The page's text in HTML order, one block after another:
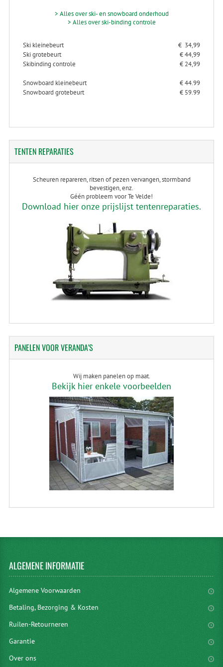
> Alles over ski- en snowboard onderhoud
> Alles over ski-binding controle
Ski kleinebeurt
€ 34,99
Ski grotebeurt
€ 44,99
Skibinding controle
€ 24,99
Snowboard kleinebeurt
€ 44.99
Snowboard grotebeurt
€ 59.99
TENTENREPARATIES
Scheuren repareren, ritsen of pezen vervangen, stormband
bevestigen, enz.
Géén probleem voor Te Velde!
Download hier onze prijslijst tentenreparaties.
PANELENVOOR VERANDA'S
Wij maken panelen op maat.
Bekijk hier enkele voorbeelden
ALGEMENEINFORMATIE
Algemene Voorwaarden
Betaling, Bezorging & Kosten
Ruilen-Retourneren
Garantie
Over ons